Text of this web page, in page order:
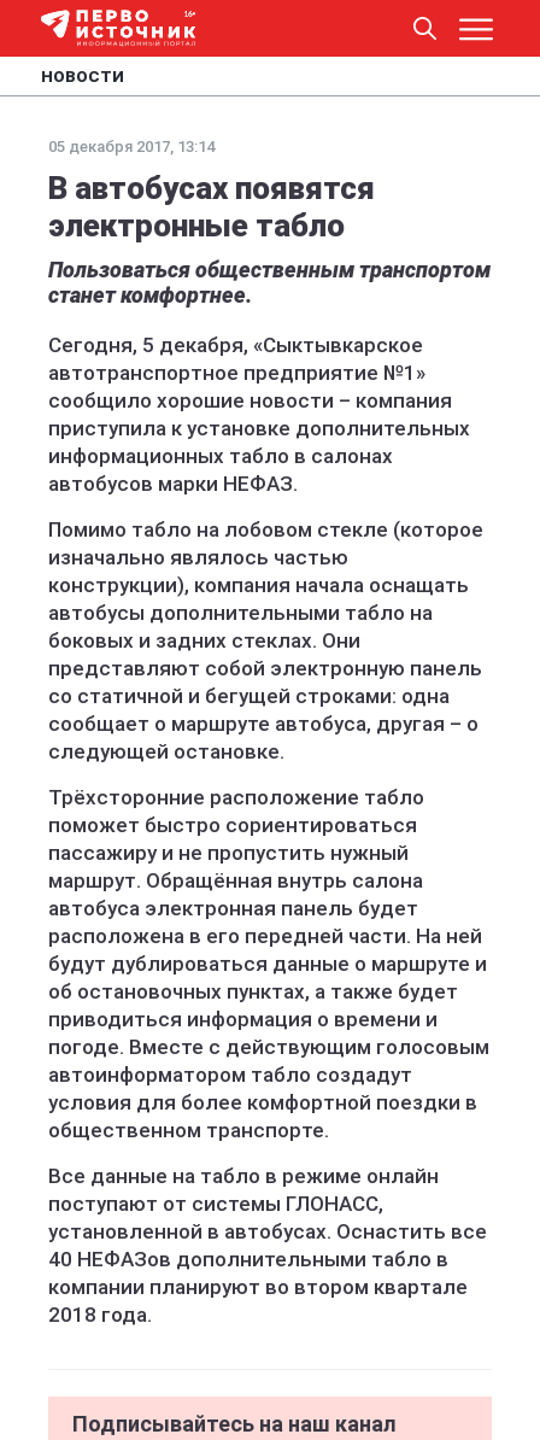
НОВОСТИ
05 декабря 2017, 13:14
В автобусах появятся
электронные табло
Пользоваться общественным транспортом
станет комфортнее.
Сегодня, 5 декабря, «Сыктывкарское
автотранспортное предприятие №1»
сообщило хорошие новости – компания
приступила к установке дополнительных
информационных табло в салонах
автобусов марки НЕФАЗ.
Помимо табло на лобовом стекле (которое
изначально являлось частью
конструкции), компания начала оснащать
автобусы дополнительными табло на
боковых и задних стеклах. Они
представляют собой электронную панель
со статичной и бегущей строками: одна
сообщает о маршруте автобуса, другая – о
следующей остановке.
Трёхсторонние расположение табло
поможет быстро сориентироваться
пассажиру и не пропустить нужный
маршрут. Обращённая внутрь салона
автобуса электронная панель будет
расположена в его передней части. На ней
будут дублироваться данные о маршруте и
об остановочных пунктах, а также будет
приводиться информация о времени и
погоде. Вместе с действующим голосовым
автоинформатором табло создадут
условия для более комфортной поездки в
общественном транспорте.
Все данные на табло в режиме онлайн
поступают от системы ГЛОНАСС,
установленной в автобусах. Оснастить все
40 НЕФАЗов дополнительными табло в
компании планируют во втором квартале
2018 года.
Подписывайтесь на наш канал